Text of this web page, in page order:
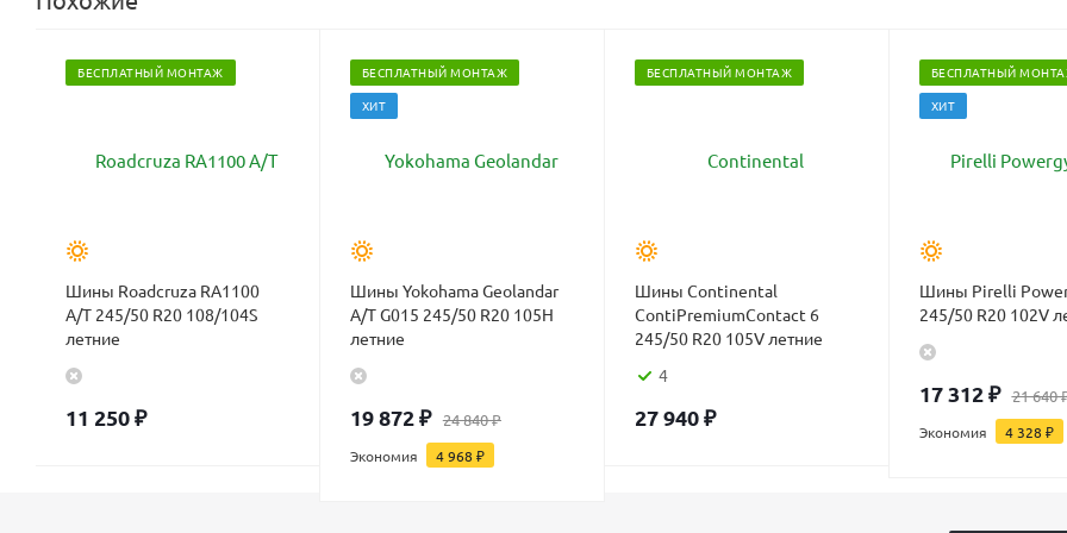
БЕСПЛАТНЫЙ МОНТАЖ
Шины Roadcruza RA1100
A/T 245/50 R20 108/104S
летние
11 250₽
БЕСПЛАТНЫЙ МОНТАЖ
ХИТ
Шины Yokohama Geolandar
A/T G015 245/50 R20 105H
летние
19 872₽ 24 840₽
Экономия 4 968 ₽
БЕСПЛАТНЫЙ МОНТАЖ
Шины Continental
ContiPremiumContact 6
245/50 R20 105V летние
4
27 940₽
БЕСПЛАТНЫЙ
ХИТ
Шины Pirelli
245/50 R20 102V
17 312₽ 21 640
Экономия 4 328 ₽